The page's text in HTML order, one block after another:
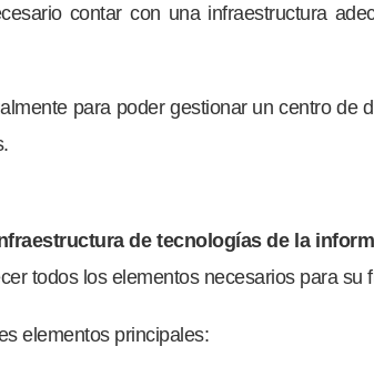
contar con una infraestructura
para poder gestionar un centro de
de tecnologías de la
todos los elementos necesarios para su
elementos principales: